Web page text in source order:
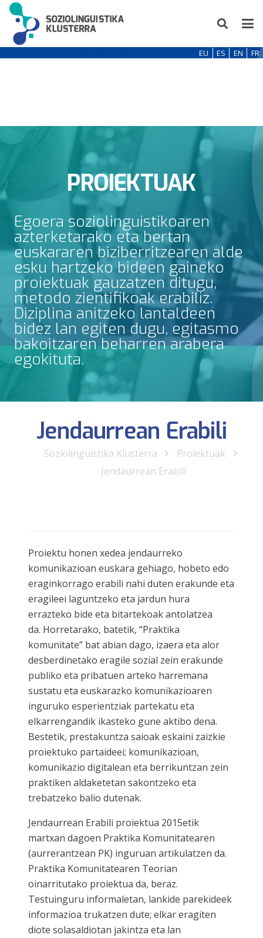
EU ES EN FR
PROIEKTUAK
Egoera soziolinguistikoaren
azterketarako eta bertan
euskararen biziberritzearen alde
esku hartzeko bideen gaineko
proiektuak gauzatzen ditugu,
metodo zientifikoak erabiliz.
Diziplina anitzeko lantaldeen
bidez lan egiten dugu, egitasmo
bakoitzaren beharren arabera
egokituta.
Jendaurrean Erabili
Soziolinguistika Klusterra
Proiektuak
Jendaurrean Erabili
Proiektu honen xedea jendaurreko
komunikazioan euskara gehiago, hobeto edo
eraginkorrago erabili nahi duten erakunde eta
eragileei laguntzeko eta jardun hura
errazteko bide eta bitartekoak antolatzea
da. Horretarako, batetik, “Praktika
komunitate” bat abian dago, izaera eta alor
desberdinetako eragile sozial zein erakunde
publiko eta pribatuen arteko harremana
sustatu eta euskarazko komunikazioaren
inguruko esperientziak partekatu eta
elkarrengandik ikasteko gune aktibo dena.
Bestetik, prestakuntza saioak eskaini zaizkie
proiektuko partaideei; komunikazioan,
komunikazio digitalean eta berrikuntzan zein
praktiken aldaketetan sakontzeko eta
trebatzeko balio dutenak.
Jendaurrean Erabili proiektua 2015etik
martxan dagoen Praktika Komunitatearen
(aurrerantzean PK) inguruan artikulatzen da.
Praktika Komunitatearen Teorian
oinarritutako proiektua da, beraz.
Testuinguru informaletan, lankide parekideek
informazioa trukatzen dute; elkar eragiten
diote solasaldiotan jakintza eta lan